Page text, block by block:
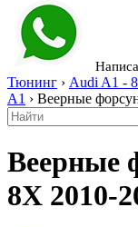
Тюнинг › Audi A1 -
A1 › Веерные
Веерные
8X 2010-